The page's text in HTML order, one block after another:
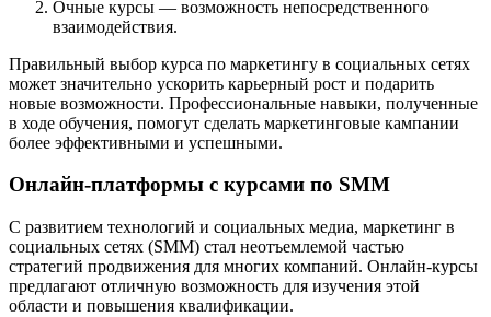
Очные курсы — возможность непосредственного
взаимодействия.
Правильный выбор курса по маркетингу в социальных сетях
может значительно ускорить карьерный рост и подарить
новые возможности. Профессиональные навыки, полученные
в ходе обучения, помогут сделать маркетинговые кампании
более эффективными и успешными.
Онлайн-платформы с курсами по SMM
С развитием технологий и социальных медиа, маркетинг в
социальных сетях (SMM) стал неотъемлемой частью
стратегий продвижения для многих компаний. Онлайн-курсы
предлагают отличную возможность для изучения этой
области и повышения квалификации.